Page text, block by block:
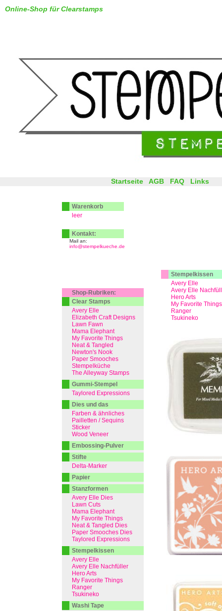
Online-Shop für Clearstamps
Stempelkissen
Avery Elle
Avery Elle
Hero Arts
My Favorite Things
Ranger
Tsukineko
Startseite AGB FAQ Links
Warenkorb
leer
Kontakt:
Mail an:
info@stempelkueche.de
Shop-Rubriken:
Clear Stamps
Avery Elle
Elizabeth Craft Designs
Lawn Fawn
Mama Elephant
My Favorite Things
Neat & Tangled
Newton's Nook
Paper Smooches
Stempelküche
The Alleyway Stamps
Gummi-Stempel
Taylored Expressions
Dies und das
Farben & ähnliches
Pailletten / Sequins
Sticker
Wood Veneer
Embossing-Pulver
Stifte
Delta-Marker
Papier
Stanzformen
Avery Elle Dies
Lawn Cuts
Mama Elephant
My Favorite Things
Neat & Tangled Dies
Paper Smooches Dies
Taylored Expressions
Stempelkissen
Avery Elle
Avery Elle Nachfüller
Hero Arts
My Favorite Things
Ranger
Tsukineko
Washi Tape